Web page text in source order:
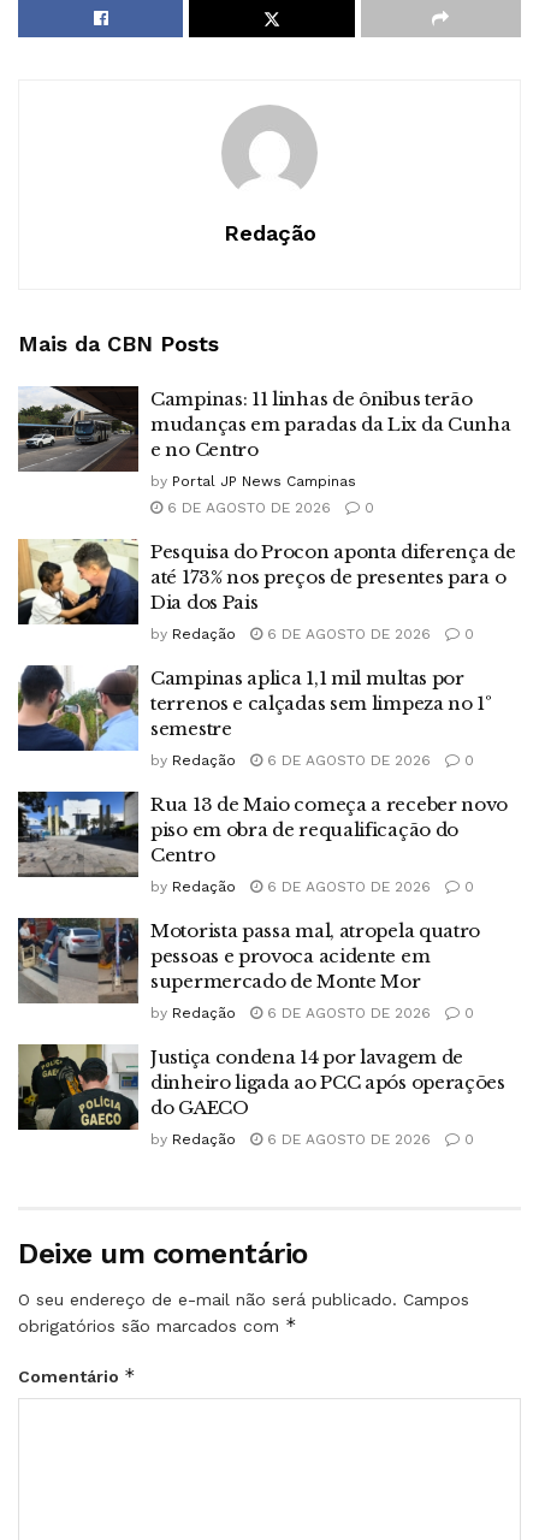
Redação
Mais da CBN Posts
Campinas: 11 linhas de ônibus terão
mudanças em paradas da Lix da Cunha
e no Centro
by Portal JP News Campinas
6 DE AGOSTO DE 2026
0
Pesquisa do Procon aponta diferença de
até 173% nos preços de presentes para o
Dia dos Pais
by Redação 6 DE AGOSTO DE 2026 0
Campinas aplica 1,1 mil multas por
terrenos e calçadas sem limpeza no 1º
semestre
by Redação 6 DE AGOSTO DE 2026 0
Rua 13 de Maio começa a receber novo
piso em obra de requalificação do
Centro
by Redação 6 DE AGOSTO DE 2026 0
Motorista passa mal, atropela quatro
pessoas e provoca acidente em
supermercado de Monte Mor
by Redação 6 DE AGOSTO DE 2026 0
Justiça condena 14 por lavagem de
dinheiro ligada ao PCC após operações
do GAECO
by Redação 6 DE AGOSTO DE 2026 0
Deixe um comentário
O seu endereço de e-mail não será publicado. Campos
obrigatórios são marcados com *
Comentário *